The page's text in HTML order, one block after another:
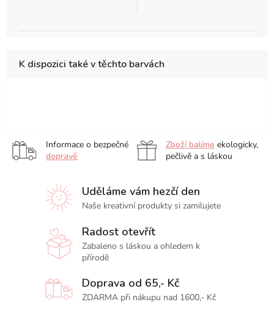
K dispozici také v těchto barvách
Orange
Light
Deep
Informace o bezpečné
dopravě
Zboží balíme ekologicky,
pečlivě a s láskou
Uděláme vám hezčí den
Naše kreativní produkty si zamilujete
Radost otevřít
Zabaleno s láskou a ohledem k
přírodě
Doprava od 65,- Kč
ZDARMA při nákupu nad 1600,- Kč